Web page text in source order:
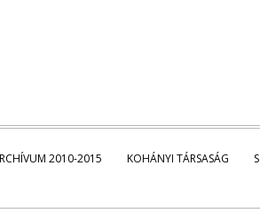
2010-2015 KOHÁNYI TÁRSASÁG